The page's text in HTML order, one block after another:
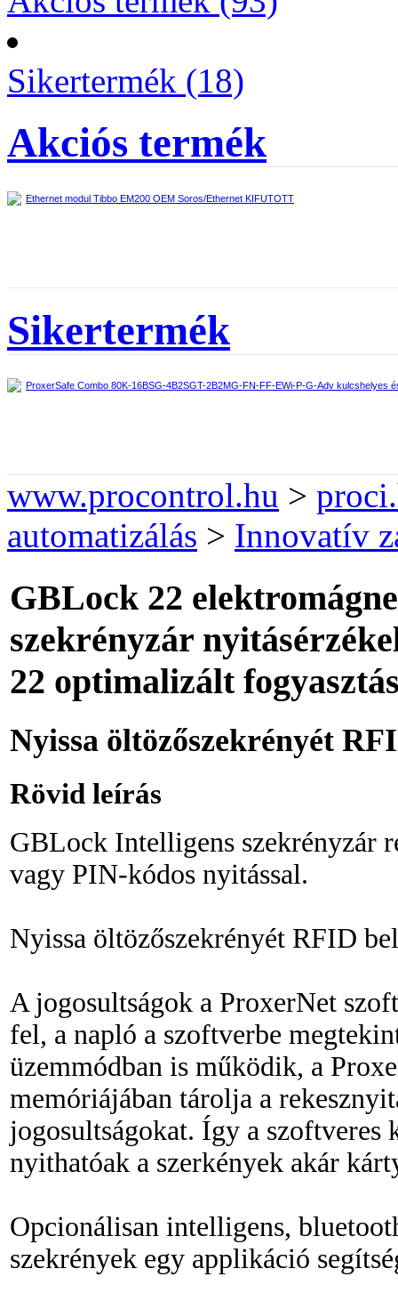
Sikertermék (18)
Akciós termék
Ethernet modul Tibbo EM200 OEM Soros/Ethernet KIFUTOTT
Sikertermék
ProxerSafe Combo 80K-16BSG-4B2SGT-2B2MG-FN-FF-EWi-P-G-Adv kulcshelyes
www.procontrol.hu >
automatizálás > Innovatív
GBLock 22
szekrényzár
22 optimalizált
Nyissa öltözőszekrényét
Rövid leírás
GBLock Intelligens szekrényzár
vagy PIN-kódos nyitással.
Nyissa öltözőszekrényét RFID
A jogosultságok a ProxerNet
fel, a napló a szoftverbe
üzemmódban is működik, a
memóriájában tárolja a
jogosultságokat. Így a
nyithatóak a szerkények akár
Opcionálisan intelligens,
szekrények egy applikáció